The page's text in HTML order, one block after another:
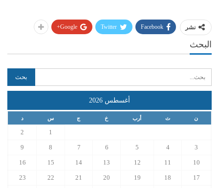
نشر Facebook
Twitter
Google+
البحث
أغسطس 2026
ن ث أرب خ ج س د
1
2
3
4
5
6
7
8
9
10
11
12
13
14
15
16
17
18
19
20
21
22
23